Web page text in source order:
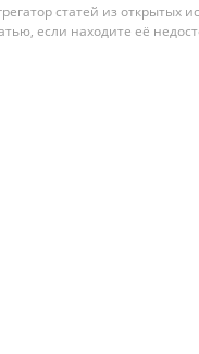
статей из открытых
если находите её